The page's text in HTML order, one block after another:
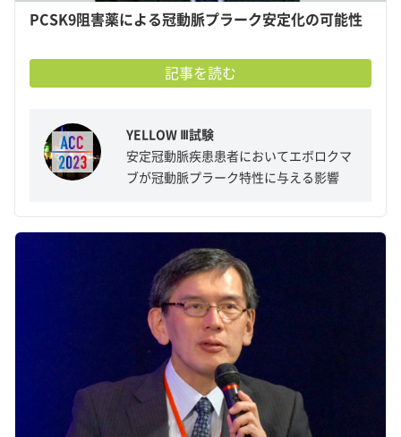
PCSK9阻害薬による冠動脈プラーク安定化の可能性
記事を読む
YELLOW Ⅲ試験
安定冠動脈疾患患者においてエボロクマ
ブが冠動脈プラーク特性に与える影響